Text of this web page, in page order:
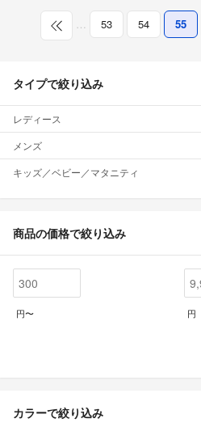
… 53 54 55
タイプで絞り込み
レディース
メンズ
キッズ／ベビー／マタニティ
商品の価格で絞り込み
円〜 円
カラーで絞り込み